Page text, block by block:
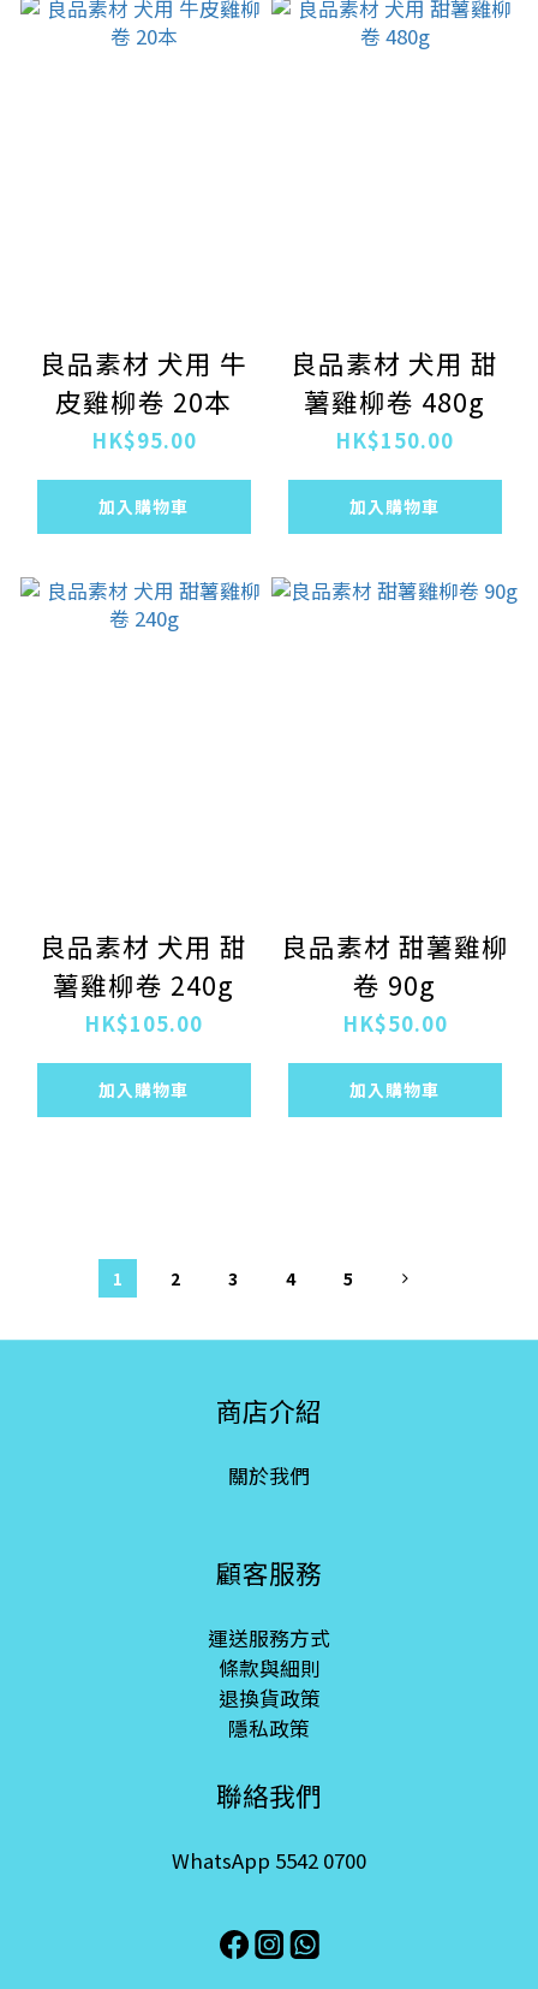
良品素材 犬用 牛
皮雞柳卷 20本
HK$95.00
加入購物車
良品素材 犬用 甜
薯雞柳卷 480g
HK$150.00
加入購物車
良品素材 犬用 甜
薯雞柳卷 240g
HK$105.00
加入購物車
良品素材 甜薯雞柳
卷 90g
HK$50.00
加入購物車
1 2 3 4 5
商店介紹
關於我們
顧客服務
運送服務方式
條款與細則
退換貨政策
隱私政策
聯絡我們
WhatsApp 5542 0700